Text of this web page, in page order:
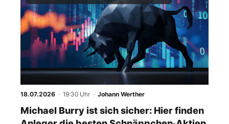
18.07.2026 · 19:30 Uhr · Johann Werther
Michael Burry ist sich sicher: Hier finden